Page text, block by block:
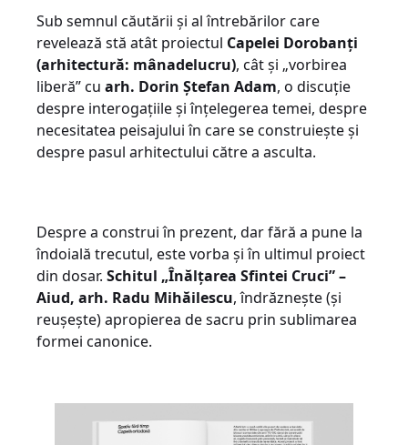
Sub semnul căutării și al întrebărilor care
revelează stă atât proiectul Capelei Dorobanți
(arhitectură: mânadelucru), cât și „vorbirea
liberă” cu arh. Dorin Ștefan Adam, o discuție
despre interogațiile și înțelegerea temei, despre
necesitatea peisajului în care se construiește și
despre pasul arhitectului către a asculta.
Despre a construi în prezent, dar fără a pune la
îndoială trecutul, este vorba și în ultimul proiect
din dosar. Schitul „Înălțarea Sfintei Cruci” –
Aiud, arh. Radu Mihăilescu, îndrăznește (și
reușește) apropierea de sacru prin sublimarea
formei canonice.